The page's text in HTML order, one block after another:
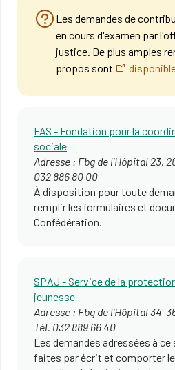
Les demandes de
en cours d'examen par
justice. De plus amples
propos sont
FAS - Fondation pour la
sociale
Adresse : Fbg de l'Hôpital 23,
032 886 80 00
À disposition pour toute
remplir les formulaires et
Confédération.
SPAJ - Service de la
jeunesse
Adresse : Fbg de l'Hôpital 34-
Tél. 032 889 66 40
Les demandes adressées à
faites par écrit et comporter